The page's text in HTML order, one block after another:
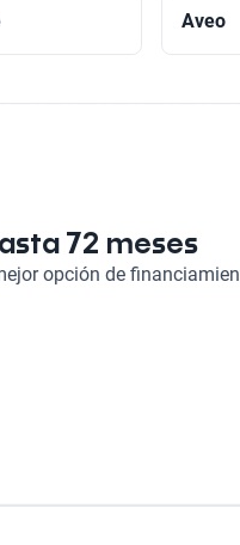
Aveo
72 meses
opción de